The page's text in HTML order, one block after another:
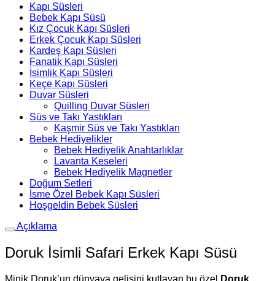
Kapı Süsleri
Bebek Kapı Süsü
Kız Çocuk Kapı Süsleri
Erkek Çocuk Kapı Süsleri
Kardeş Kapı Süsleri
Fanatik Kapı Süsleri
İsimlik Kapı Süsleri
Keçe Kapı Süsleri
Duvar Süsleri
Quilling Duvar Süsleri
Süs ve Takı Yastıkları
Kaşmir Süs ve Takı Yastıkları
Bebek Hediyelikler
Bebek Hediyelik Anahtarlıklar
Lavanta Keseleri
Bebek Hediyelik Magnetler
Doğum Setleri
İsme Özel Bebek Kapı Süsleri
Hoşgeldin Bebek Süsleri
Açıklama
Doruk İsimli Safari Erkek Kapı Süsü
Minik Doruk’un dünyaya gelişini kutlayan bu özel
Doruk